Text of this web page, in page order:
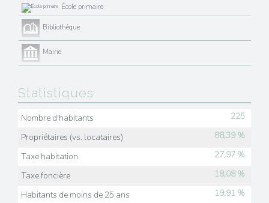
École primaire
Bibliothèque
Mairie
Statistiques
Nombre d'habitants
225
Propriétaires (vs. locataires)
88,39 %
Taxe habitation
27,97 %
Taxe foncière
18,08 %
Habitants de moins de 25 ans
19,91 %